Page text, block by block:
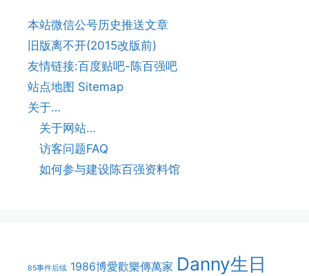
本站微信公号历史推送文章
旧版离不开(2015改版前)
友情链接:百度贴吧-陈百强吧
站点地图 Sitemap
关于…
关于网站…
访客问题FAQ
如何参与建设陈百强资料馆
85事件后续 1986博愛歡樂傳萬家 Danny生日